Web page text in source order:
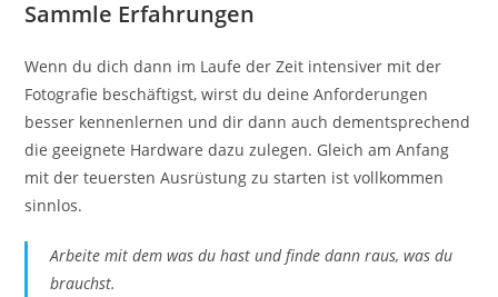
Sammle Erfahrungen
Wenn du dich dann im Laufe der Zeit intensiver mit der
Fotografie beschäftigst, wirst du deine Anforderungen
besser kennenlernen und dir dann auch dementsprechend
die geeignete Hardware dazu zulegen. Gleich am Anfang
mit der teuersten Ausrüstung zu starten ist vollkommen
sinnlos.
Arbeite mit dem was du hast und finde dann raus, was du
brauchst.